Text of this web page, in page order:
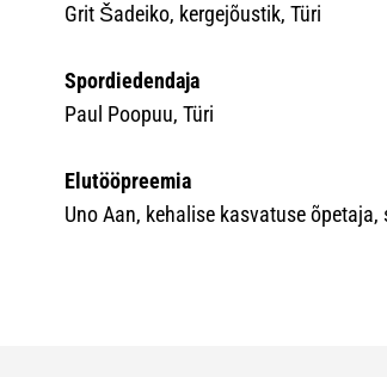
Grit Šadeiko, kergejõustik, Türi
Spordiedendaja
Paul Poopuu, Türi
Elutööpreemia
Uno Aan, kehalise kasvatuse